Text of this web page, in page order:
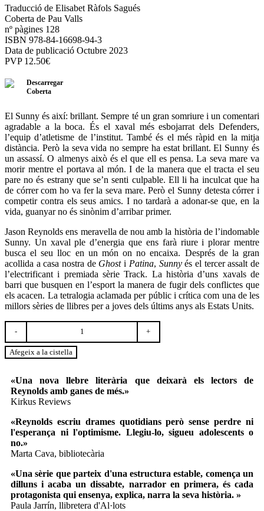
Traducció de Elisabet Ràfols Sagués
Coberta de Pau Valls
nº pàgines 128
ISBN 978-84-16698-94-3
Data de publicació Octubre 2023
PVP 12.50€
Descarregar
Coberta
El Sunny és així: brillant. Sempre té un gran somriure i un comentari
agradable a la boca. És el xaval més esbojarrat dels Defenders,
l’equip d’atletisme de l’institut. També és el més ràpid en la mitja
distància. Però la seva vida no sempre ha estat brillant. El Sunny és
un assassí. O almenys això és el que ell es pensa. La seva mare va
morir mentre el portava al món. I de la manera que el tracta el seu
pare no és estrany que se’n senti culpable. Ell li ha inculcat que ha
de córrer com ho va fer la seva mare. Però el Sunny detesta córrer i
competir contra els seus amics. I no tardarà a adonar-se que, en la
vida, guanyar no és sinònim d’arribar primer.
Jason Reynolds ens meravella de nou amb la història de l’indomable
Sunny. Un xaval ple d’energia que ens farà riure i plorar mentre
busca el seu lloc en un món on no encaixa. Després de la gran
acollida a casa nostra de Ghosti Patina, Sunnyés el tercer assalt de
l’electrificant i premiada sèrie Track. La història d’uns xavals de
barri que busquen en l’esport la manera de fugir dels conflictes que
els acacen. La tetralogia aclamada per públic i crítica com una de les
millors sèries de llibres per a joves dels últims anys als Estats Units.
quantitat
Sunny
Afegeix a la cistella
«Una nova llebre literària que deixarà els lectors de
Reynolds amb ganes de més.»
Kirkus Reviews
«Reynolds escriu drames quotidians però sense perdre ni
l'esperança ni l'optimisme. Llegiu-lo, sigueu adolescents o
no.»
Marta Cava, bibliotecària
«Una sèrie que parteix d'una estructura estable, comença un
dilluns i acaba un dissabte, narrador en primera, és cada
protagonista qui ensenya, explica, narra la seva història. »
Paula Jarrín, llibretera d'Al·lots